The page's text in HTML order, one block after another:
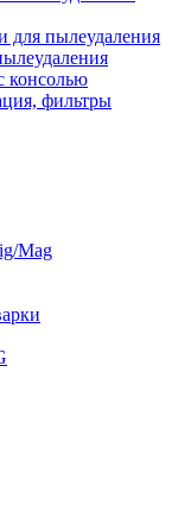
для пылеудаления
консолью
фильтры
Mag